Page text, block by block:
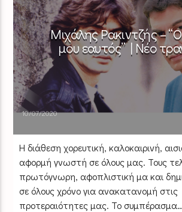
Μιχάλης Ρακιντζής –
μου εαυτός” | Νέο
10/07/2020
Η διάθεση χορευτική, καλοκαιρινή,
αφορμή γνωστή σε όλους μας. Τους
πρωτόγνωρη, αφοπλιστική μα και
σε όλους χρόνο για ανακατανομή στις
προτεραιότητες μας. Το